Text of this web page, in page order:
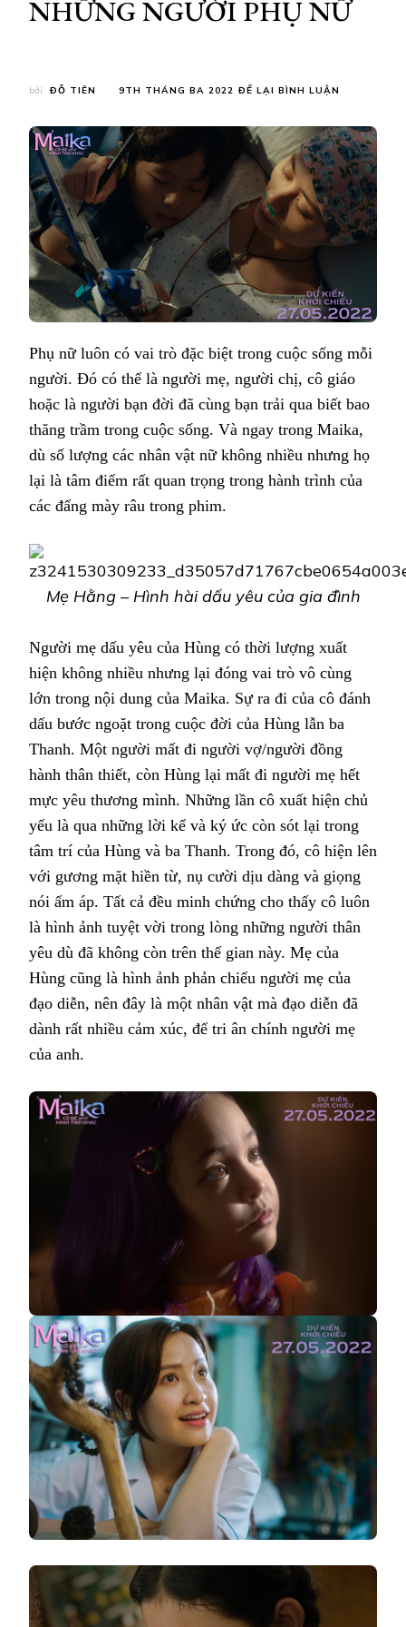
NHỮNG NGƯỜI PHỤ NỮ
bởi ĐỖ TIÊN 9TH THÁNG BA 2022 ĐỂ LẠI BÌNH LUẬN
CỦA
CÁC
NHÂN
VẬT
TRONG
MAIKA
LUÔN
HÌNH
BÓNG
NHỮNG
PHỤ
NỮ
Phụ nữ luôn có vai trò đặc biệt trong cuộc sống mỗi
người. Đó có thể là người mẹ, người chị, cô giáo
hoặc là người bạn đời đã cùng bạn trải qua biết bao
thăng trầm trong cuộc sống. Và ngay trong Maika,
dù số lượng các nhân vật nữ không nhiều nhưng họ
lại là tâm điểm rất quan trọng trong hành trình của
các đấng mày râu trong phim.
Mẹ Hằng – Hình hài dấu yêu của gia đình
Người mẹ dấu yêu của Hùng có thời lượng xuất
hiện không nhiều nhưng lại đóng vai trò vô cùng
lớn trong nội dung của Maika. Sự ra đi của cô đánh
dấu bước ngoặt trong cuộc đời của Hùng lẫn ba
Thanh. Một người mất đi người vợ/người đồng
hành thân thiết, còn Hùng lại mất đi người mẹ hết
mực yêu thương mình. Những lần cô xuất hiện chủ
yếu là qua những lời kể và ký ức còn sót lại trong
tâm trí của Hùng và ba Thanh. Trong đó, cô hiện lên
với gương mặt hiền từ, nụ cười dịu dàng và giọng
nói ấm áp. Tất cả đều minh chứng cho thấy cô luôn
là hình ảnh tuyệt vời trong lòng những người thân
yêu dù đã không còn trên thế gian này. Mẹ của
Hùng cũng là hình ảnh phản chiếu người mẹ của
đạo diễn, nên đây là một nhân vật mà đạo diễn đã
dành rất nhiều cảm xúc, để tri ân chính người mẹ
của anh.